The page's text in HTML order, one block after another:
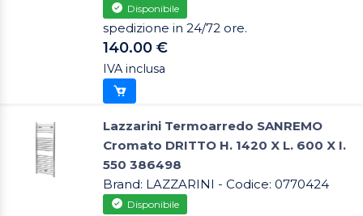
Disponibile
spedizione in 24/72 ore.
140.00 €
IVA inclusa
Lazzarini Termoarredo SANREMO
Cromato DRITTO H. 1420 X L. 600 X I.
550 386498
Brand: LAZZARINI - Codice: 0770424
Disponibile